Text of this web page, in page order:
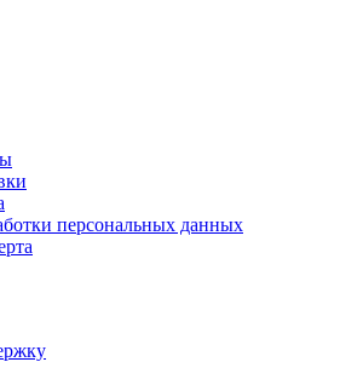
персональных данных